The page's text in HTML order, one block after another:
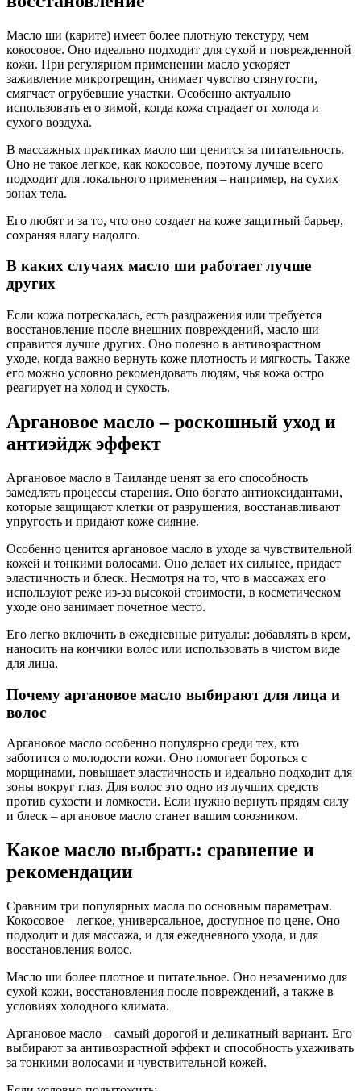
Масло ши (карите) имеет более плотную текстуру, чем
кокосовое. Оно идеально подходит для сухой и поврежденной
кожи. При регулярном применении масло ускоряет
заживление микротрещин, снимает чувство стянутости,
смягчает огрубевшие участки. Особенно актуально
использовать его зимой, когда кожа страдает от холода и
сухого воздуха.
В массажных практиках масло ши ценится за питательность.
Оно не такое легкое, как кокосовое, поэтому лучше всего
подходит для локального применения – например, на сухих
зонах тела.
Его любят и за то, что оно создает на коже защитный барьер,
сохраняя влагу надолго.
В каких случаях масло ши работает лучше
других
Если кожа потрескалась, есть раздражения или требуется
восстановление после внешних повреждений, масло ши
справится лучше других. Оно полезно в антивозрастном
уходе, когда важно вернуть коже плотность и мягкость. Также
его можно условно рекомендовать людям, чья кожа остро
реагирует на холод и сухость.
Аргановое масло – роскошный уход и
антиэйдж эффект
Аргановое масло в Таиланде ценят за его способность
замедлять процессы старения. Оно богато антиоксидантами,
которые защищают клетки от разрушения, восстанавливают
упругость и придают коже сияние.
Особенно ценится аргановое масло в уходе за чувствительной
кожей и тонкими волосами. Оно делает их сильнее, придает
эластичность и блеск. Несмотря на то, что в массажах его
используют реже из-за высокой стоимости, в косметическом
уходе оно занимает почетное место.
Его легко включить в ежедневные ритуалы: добавлять в крем,
наносить на кончики волос или использовать в чистом виде
для лица.
Почему аргановое масло выбирают для лица и
волос
Аргановое масло особенно популярно среди тех, кто
заботится о молодости кожи. Оно помогает бороться с
морщинами, повышает эластичность и идеально подходит для
зоны вокруг глаз. Для волос это одно из лучших средств
против сухости и ломкости. Если нужно вернуть прядям силу
и блеск – аргановое масло станет вашим союзником.
Какое масло выбрать: сравнение и
рекомендации
Сравним три популярных масла по основным параметрам.
Кокосовое – легкое, универсальное, доступное по цене. Оно
подходит и для массажа, и для ежедневного ухода, и для
восстановления волос.
Масло ши более плотное и питательное. Оно незаменимо для
сухой кожи, восстановления после повреждений, а также в
условиях холодного климата.
Аргановое масло – самый дорогой и деликатный вариант. Его
выбирают за антивозрастной эффект и способность ухаживать
за тонкими волосами и чувствительной кожей.